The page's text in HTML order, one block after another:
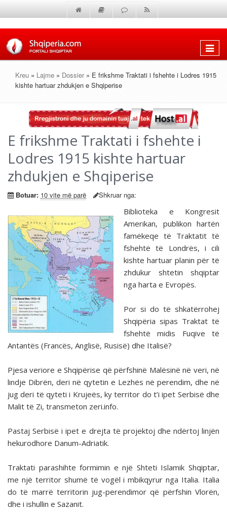
Shfaq
Kreu » Lajme » Dossier » E frikshme Traktati i fshehte i Lodres 1915
kishte hartuar zhdukjen e Shqiperise
E frikshme Traktati i fshehte i
Lodres 1915 kishte hartuar
zhdukjen e Shqiperise
Botuar: 10 vite më parë Shkruar nga:
Biblioteka e Kongresit
Amerikan, publikon hartën
famëkeqe të Traktatit të
fshehtë të Londrës, i cili
kishte hartuar planin për të
zhdukur shtetin shqiptar
nga harta e Evropës.
Por si do të shkatërrohej
Shqipëria sipas Traktat të
fshehtë midis Fuqive të
Antantës (Francës, Anglisë, Rusisë) dhe Italisë?
Pjesa veriore e Shqipërise që përfshinë Malësinë në veri, në
lindje Dibrën, deri në qytetin e Lezhës në perendim, dhe në
jug deri të qyteti i Krujeës, ky territor do t’i ipet Serbisë dhe
Malit të Zi, transmeton zeri.info.
Pastaj Serbisë i ipet e drejta të projektoj dhe ndërtoj linjën
hekurodhore Danum-Adriatik.
Traktati parashihte formimin e një Shteti Islamik Shqiptar,
me një territor shumë të vogël i mbikqyrur nga Italia. Italia
do të marrë territorin jug-perendimor që përfshin Vlorën,
dhe i ishullin e Sazanit.